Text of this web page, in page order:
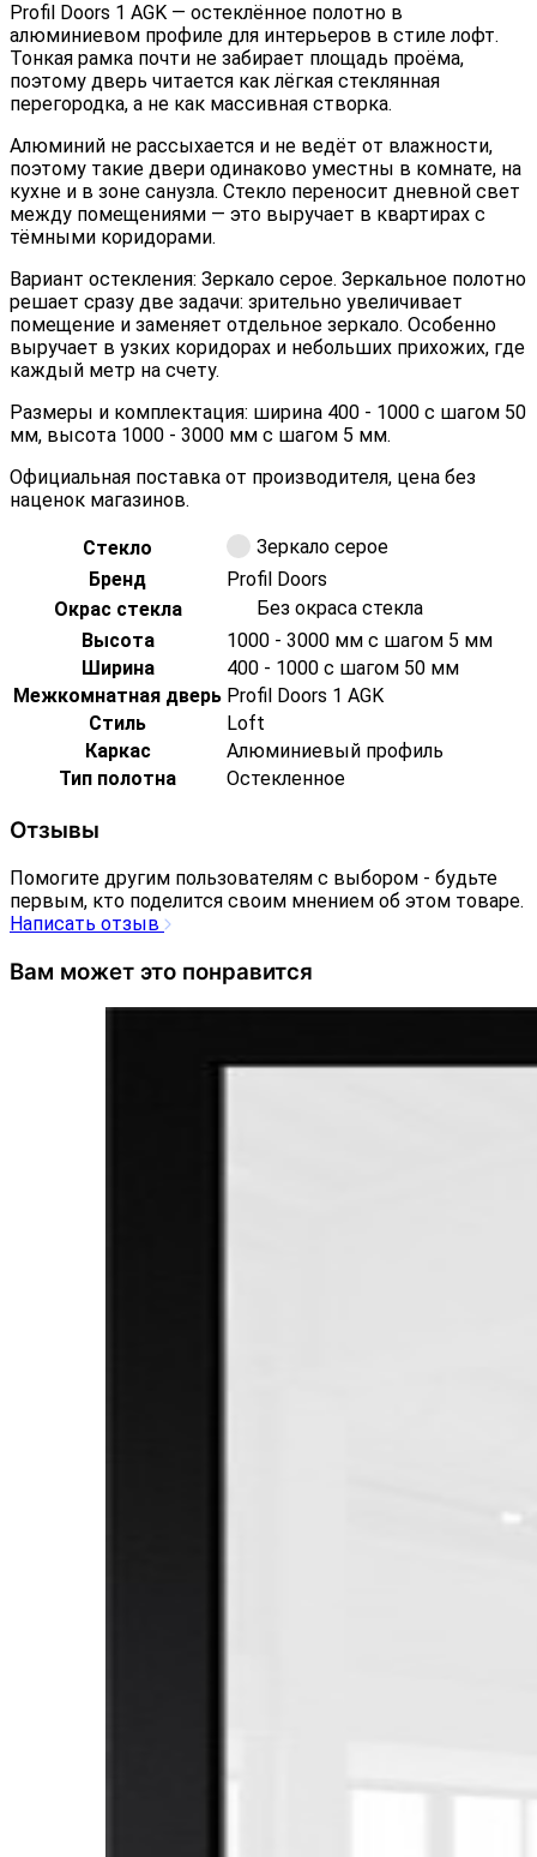
Profil Doors 1 AGK — остеклённое полотно в
алюминиевом профиле для интерьеров в стиле лофт.
Тонкая рамка почти не забирает площадь проёма,
поэтому дверь читается как лёгкая стеклянная
перегородка, а не как массивная створка.
Алюминий не рассыхается и не ведёт от влажности,
поэтому такие двери одинаково уместны в комнате, на
кухне и в зоне санузла. Стекло переносит дневной свет
между помещениями — это выручает в квартирах с
тёмными коридорами.
Вариант остекления: Зеркало серое. Зеркальное полотно
решает сразу две задачи: зрительно увеличивает
помещение и заменяет отдельное зеркало. Особенно
выручает в узких коридорах и небольших прихожих, где
каждый метр на счету.
Размеры и комплектация: ширина 400 - 1000 с шагом 50
мм, высота 1000 - 3000 мм с шагом 5 мм.
Официальная поставка от производителя, цена без
наценок магазинов.
Стекло
Зеркало серое
Бренд
Profil Doors
Окрас стекла
Без окраса стекла
Высота
1000 - 3000 мм с шагом 5 мм
Ширина
400 - 1000 с шагом 50 мм
Межкомнатная дверь Profil Doors 1 AGK
Стиль
Loft
Каркас
Алюминиевый профиль
Тип полотна
Остекленное
Отзывы
Помогите другим пользователям с выбором - будьте
первым, кто поделится своим мнением об этом товаре.
Написать отзыв
Вам может это понравится